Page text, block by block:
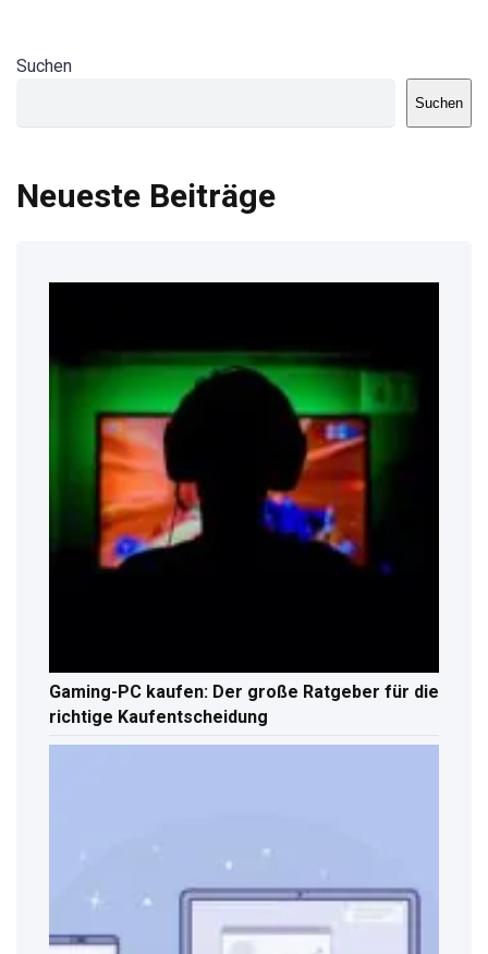
Suchen
Suchen
Neueste Beiträge
Gaming-PC kaufen: Der große Ratgeber für die
richtige Kaufentscheidung